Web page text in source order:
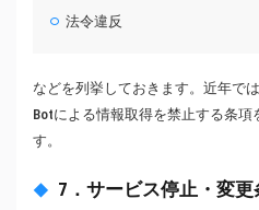
法令違反
などを列挙しておきます。近年で
Botによる情報取得を禁止する条項
す。
7．サービス停止・変更